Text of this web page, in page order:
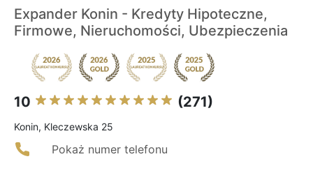
Expander Konin - Kredyty Hipoteczne,
Firmowe, Nieruchomości, Ubezpieczenia
10 (271)
Konin, Kleczewska 25
Pokaż numer telefonu